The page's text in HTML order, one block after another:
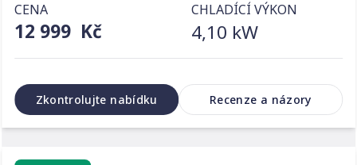
CENA
12 999 Kč
CHLADÍCÍ VÝKON
4,10 kW
Zkontrolujte nabídku Recenze a názory